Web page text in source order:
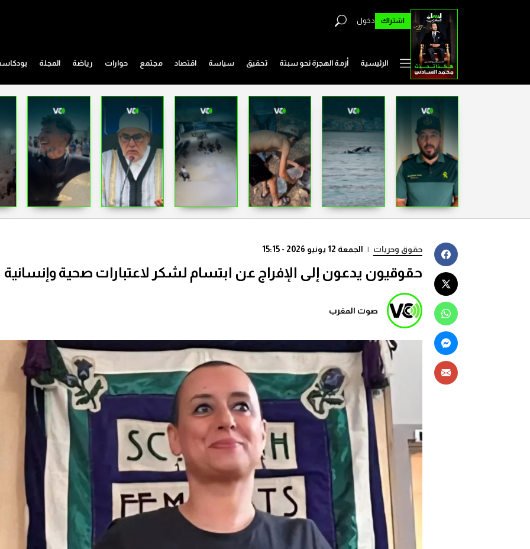
اشتراك دخول
الرئيسية أزمة الهجرة نحو سبتة تحقيق سياسة اقتصاد مجتمع حوارات رياضة المجلة
حقوق وحريات | الجمعة 12 يونيو 2026 - 15:15
حقوقيون يدعون إلى الإفراج عن ابتسام لشكر لاعتبارات صحية وإنسانية
صوت المغرب